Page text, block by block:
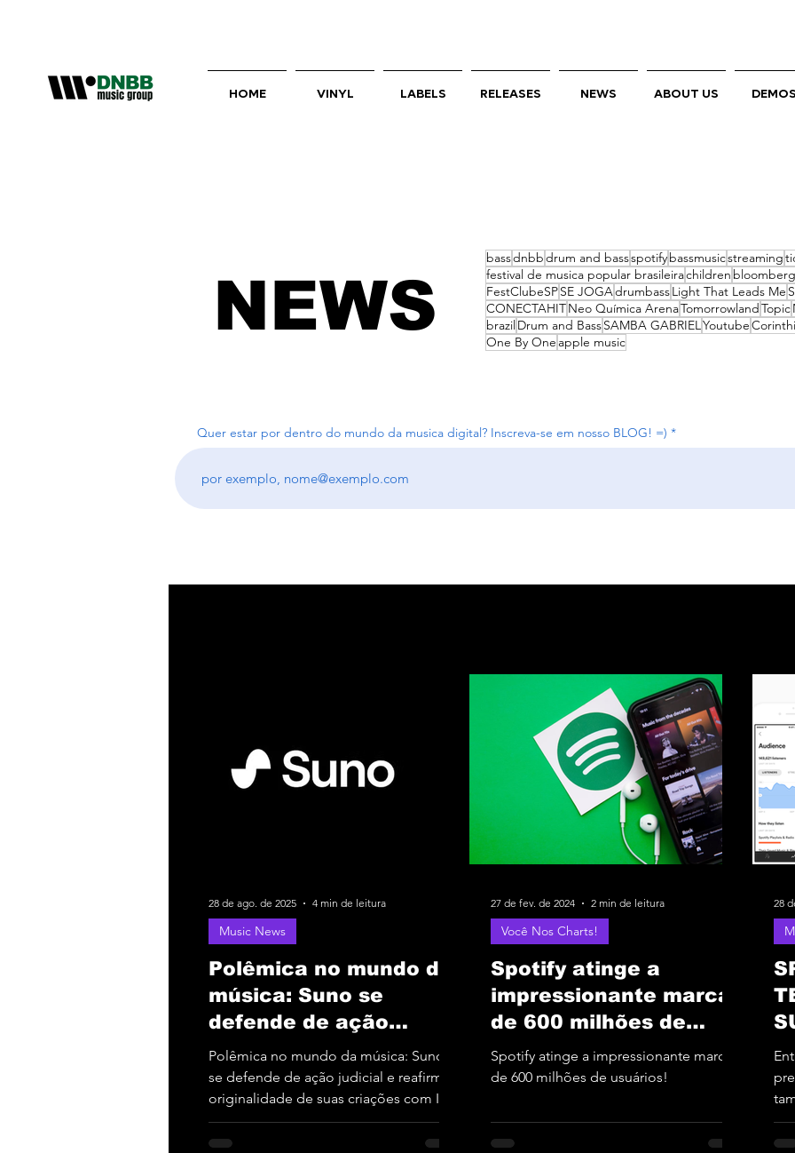
HOME VINYL LABELS RELEASES NEWS ABOUT US DEMOS
NEWS
Quer estar por dentro do mundo da musica digital? Inscreva-se em nosso BLOG! =)
bassdnbbdrum and bassspotifybassmusicstreaming
festival de musica popular brasileirachildren bloomberg
FestClubeSPSE JOGAdrumbassLight That Leads Me
CONECTAHITNeo Química ArenaTomorrowlandTopic
brazilDrum and BassSAMBA GABRIELYoutube
One By One apple music
Polêmica no mundo da
música: Suno se
defende de ação
judicial e reafirma
originalidade de suas
criações com IA.
Polêmica no mundo da música: Suno
se defende de ação judicial e reafirma
originalidade de suas criações com IA
Music News
28 de ago. de 2025 4 min de leitura
Spotify atinge a
impressionante marca
de 600 milhões de
usuários!
Spotify atinge a impressionante marca
de 600 milhões de usuários!
Você Nos Charts!
27 de fev. de 2024 2 min de leitura
do
28